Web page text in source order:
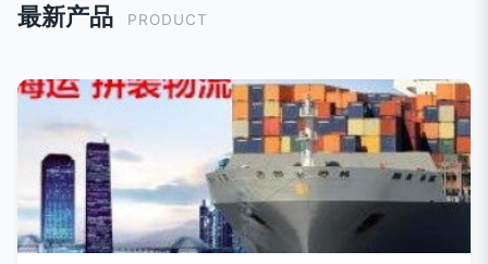
最新产品 PRODUCT